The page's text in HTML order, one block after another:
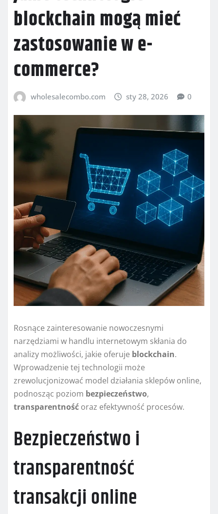
blockchain mogą mieć
zastosowanie w e-
commerce?
wholesalecombo.com sty 28, 2026 0
Rosnące zainteresowanie nowoczesnymi
narzędziami w handlu internetowym skłania do
analizy możliwości, jakie oferuje blockchain.
Wprowadzenie tej technologii może
zrewolucjonizować model działania sklepów online,
podnosząc poziom bezpieczeństwo,
transparentność oraz efektywność procesów.
Bezpieczeństwo i
transparentność
transakcji online